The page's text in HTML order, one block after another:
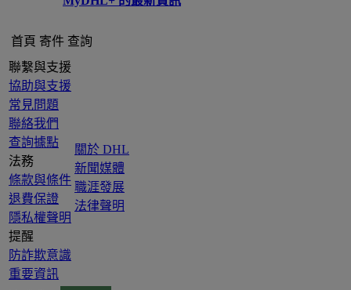
首頁 寄件 查詢
聯繫與支援
協助與支援
常見問題
聯絡我們
查詢據點
法務
條款與條件
退費保證
隱私權聲明
提醒
防詐欺意識
重要資訊
關於 DHL
新聞媒體
職涯發展
法律聲明